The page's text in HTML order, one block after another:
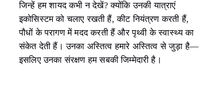
जिन्हें हम शायद कभी न देखें? क्योंकि उनकी यात्राएं
इकोसिस्टम को चलाए रखती हैं, कीट नियंत्रण करती हैं,
पौधों के परागण में मदद करती हैं और पृथ्वी के स्वास्थ्य का
संकेत देती हैं। उनका अस्तित्व हमारे अस्तित्व से जुड़ा है—
इसलिए उनका संरक्षण हम सबकी जिम्मेदारी है।